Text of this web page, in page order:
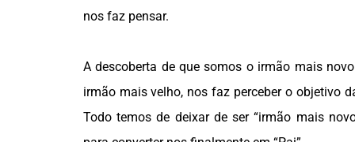
nos faz pensar.
A descoberta de que somos o irmão mais
irmão mais velho, nos faz perceber o objetivo
Todo temos de deixar de ser “irmão mais